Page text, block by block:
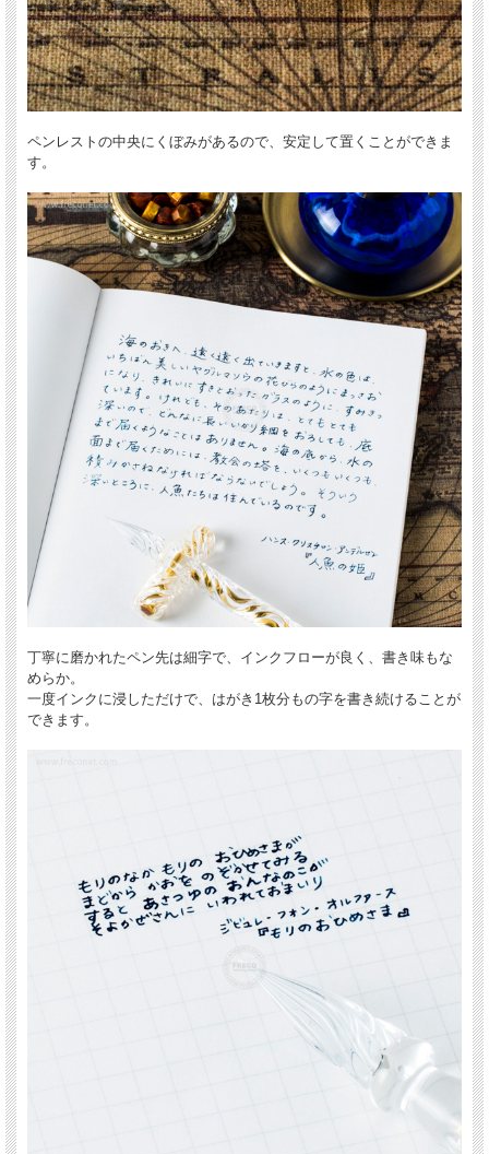
ペンレストの中央にくぼみがあるので、安定して置くことができま
す。
丁寧に磨かれたペン先は細字で、インクフローが良く、書き味もな
めらか。
一度インクに浸しただけで、はがき1枚分もの字を書き続けることが
できます。